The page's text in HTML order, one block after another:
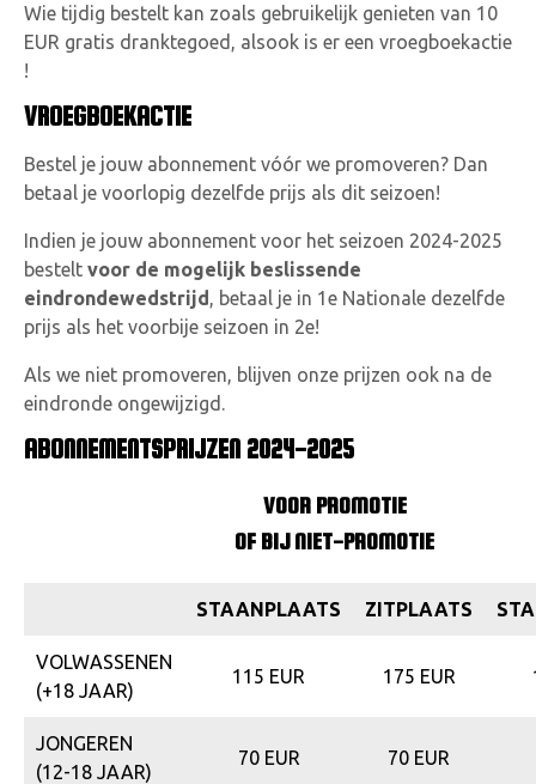
Wie tijdig bestelt kan zoals gebruikelijk genieten van 10
EUR gratis dranktegoed, alsook is er een vroegboekactie
!
VROEGBOEKACTIE
Bestel je jouw abonnement vóór we promoveren? Dan
betaal je voorlopig dezelfde prijs als dit seizoen!
Indien je jouw abonnement voor het seizoen 2024-2025
bestelt voor de mogelijk beslissende
eindrondewedstrijd, betaal je in 1e Nationale dezelfde
prijs als het voorbije seizoen in 2e!
Als we niet promoveren, blijven onze prijzen ook na de
eindronde ongewijzigd.
ABONNEMENTSPRIJZEN 2024-2025
VOOR PROMOTIE
OF BIJ NIET-PROMOTIE
STAANPLAATS ZITPLAATS
VOLWASSENEN
(+18 JAAR)
115 EUR 175 EUR
JONGEREN
(12-18 JAAR)
70 EUR 70 EUR